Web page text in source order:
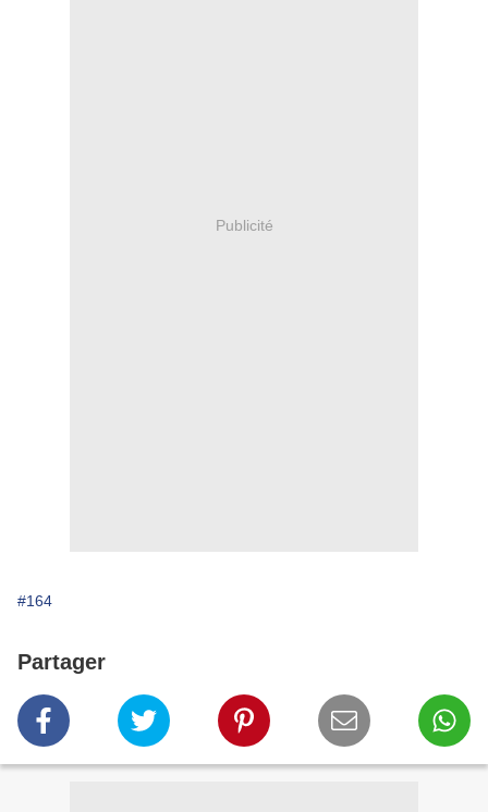
Publicité
#164
Partager